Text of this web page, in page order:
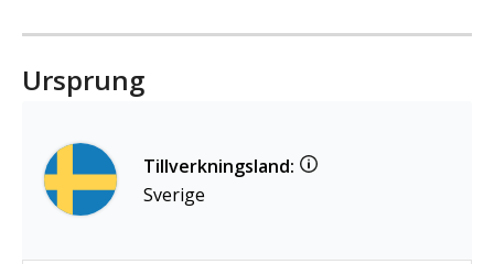
Ursprung
Tillverkningsland:
Sverige